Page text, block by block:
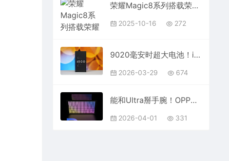
荣耀Magic8系列搭载荣耀AI自然光绿洲护眼屏：行业首发专业级环境光检测
2025-10-16 272
9020毫安时超大电池！iQOOZ11图赏
2026-03-29 674
能和Ultra掰手腕！OPPOFindX9sPro小姐姐实拍细节反而更真实
2026-04-01 331